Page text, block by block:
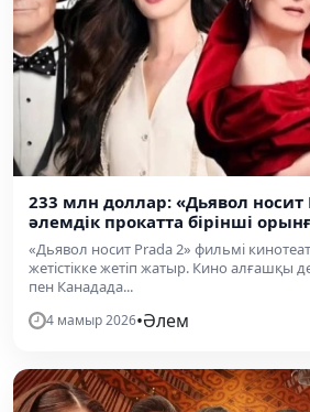
233 млн доллар: «Дьявол носит
әлемдік прокатта бірінші
«Дьявол носит Prada 2» фильмі
жетістікке жетіп жатыр. Кино алғашқы
пен Канадада...
4 мамыр 2026•Әлем